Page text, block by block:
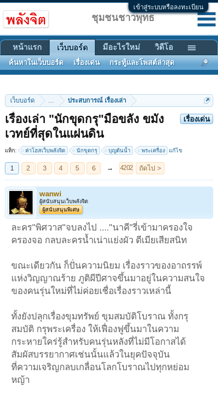
เข้าสู่ระบบหรือลงทะเบียน
เว็บบอร์ด ... ประสบการณ์ เรื่องเล่า
เรื่องเด่น
เรื่องเล่า "นักขุดกรุ"มือขลัง ขมัง
เวทย์ที่สุดในแผ่นดิน
แท็ก: ค่าโฮสเว็บพลังจิต นักขุดกรุ บุญต้นน้ำ พระเครื่อง แก้ไข
1 2 3 4 5 6 → 4202 ถัดไป >
wanwi
ผู้สนับสนุนเว็บพลังจิต
ผู้สนับสนุนพิเศษ
ละคร"พิศวาส"จบลงไป ...."นาคี"รี่เข้ามาครองใจ
ครองจอ กลบละครน้ำเน่าแย่งผัว ตีเมียเสียสนิท
ขณะเดียวกัน ก็ปั่นความนิยม เรื่องราวของอาถรรพ์
แห่งวิญญาณร้าย ภูติผีปีศาจขึ้นมาอยู่ในความสนใจ
ของคนรุ่นใหม่ที่ไม่ค่อยเชื่อเรื่องราวเหล่านี้
ทั้งยังปลุกเรื่องขุมทรัพย์ ขุมสมบัติโบราณ ทั้งกรุ
สมบัติ กรุพระเครื่อง ให้เฟื่องฟูขึ้นมาในความ
กระหายใคร่รู้สำหรับคนรุ่นหลังที่ไม่มีโอกาสได้
สัมผัสบรรยากาศเช่นนั้นแล้วในยุคปัจจุบัน
ที่ความเจริญกลบเกลื่อนโลกโบราณไปทุกหย่อม
หญ้า
ชุมชนชาวพุทธ
หน้าแรก เว็บบอร์ด
ค้นหาในเว็บบอร์ด เรื่องเด่น กระทู้และโพสต์ล่าสุด
มีอะไรใหม่ วิดีโอ